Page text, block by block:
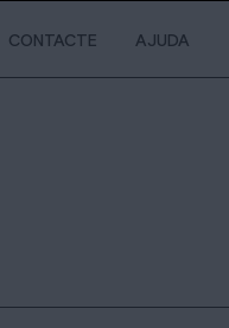
CONTACTE AJUDA